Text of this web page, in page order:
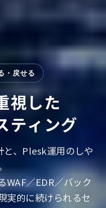
・戻せる
視した
ティング
、Plesk運用のしや
WAF／EDR／バック
実的に続けられるセ